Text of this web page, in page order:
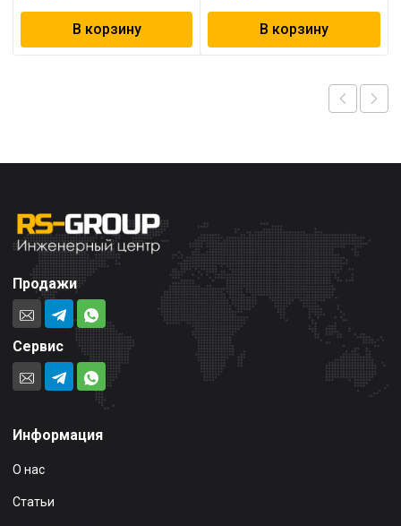
В корзину В корзину
Продажи
Сервис
Информация
О нас
Статьи